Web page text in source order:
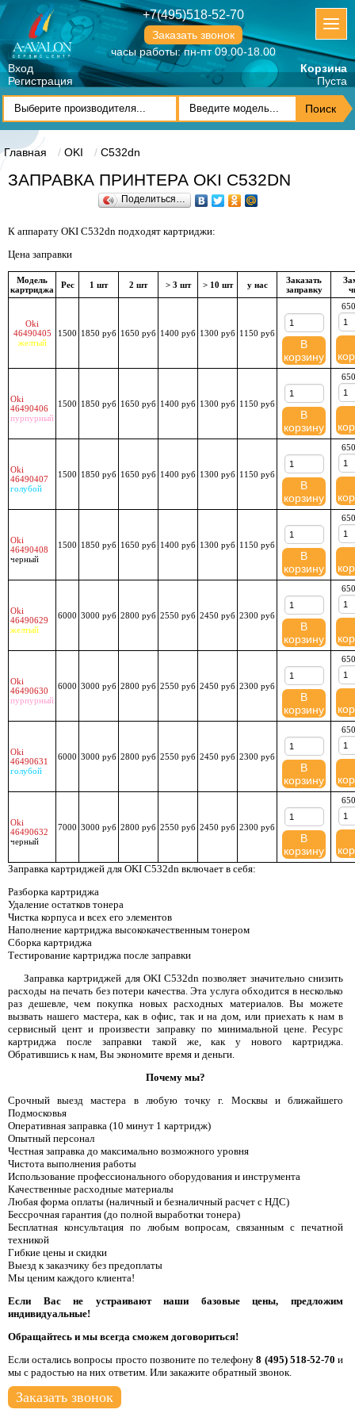
+7(495)518-52-70
Заказать звонок
часы работы: пн-пт 09.00-18.00
Вход
Регистрация
Корзина
Пуста
Главная OKI C532dn
ЗАПРАВКА ПРИНТЕРА OKI C532DN
Поделиться…
К аппарату OKI C532dn подходят картриджи:
Цена заправки
Модель
картриджа
Рес 1 шт 2 шт > 3 шт > 10 шт у нас
Заказать
заправку
Oki
46490405
желтый
1500 1850 руб 1650 руб 1400 руб 1300 руб 1150 руб
В
корзину
Oki
46490406
пурпурный
1500 1850 руб 1650 руб 1400 руб 1300 руб 1150 руб
В
корзину
Oki
46490407
голубой
1500 1850 руб 1650 руб 1400 руб 1300 руб 1150 руб
В
корзину
Oki
46490408
черный
1500 1850 руб 1650 руб 1400 руб 1300 руб 1150 руб
В
корзину
Oki
46490629
желтый
6000 3000 руб 2800 руб 2550 руб 2450 руб 2300 руб
В
корзину
Oki
46490630
пурпурный
6000 3000 руб 2800 руб 2550 руб 2450 руб 2300 руб
В
корзину
Oki
46490631
голубой
6000 3000 руб 2800 руб 2550 руб 2450 руб 2300 руб
В
корзину
Oki
46490632
черный
7000 3000 руб 2800 руб 2550 руб 2450 руб 2300 руб
В
корзину
Заправка картриджей для OKI C532dn включает в себя:
Разборка картриджа
Удаление остатков тонера
Чистка корпуса и всех его элементов
Наполнение картриджа высококачественным тонером
Сборка картриджа
Тестирование картриджа после заправки
Заправка картриджей для OKI C532dn позволяет значительно снизить
расходы на печать без потери качества. Эта услуга обходится в несколько
раз дешевле, чем покупка новых расходных материалов. Вы можете
вызвать нашего мастера, как в офис, так и на дом, или приехать к нам в
сервисный цент и произвести заправку по минимальной цене. Ресурс
картриджа после заправки такой же, как у нового картриджа.
Обратившись к нам, Вы экономите время и деньги.
Почему мы?
Срочный выезд мастера в любую точку г. Москвы и ближайшего
Подмосковья
Оперативная заправка (10 минут 1 картридж)
Опытный персонал
Честная заправка до максимально возможного уровня
Чистота выполнения работы
Использование профессионального оборудования и инструмента
Качественные расходные материалы
Любая форма оплаты (наличный и безналичный расчет с НДС)
Бессрочная гарантия (до полной выработки тонера)
Бесплатная консультация по любым вопросам, связанным с печатной
техникой
Гибкие цены и скидки
Выезд к заказчику без предоплаты
Мы ценим каждого клиента!
Если Вас не устраивают наши базовые цены, предложим
индивидуальные!
Обращайтесь и мы всегда сможем договориться!
Если остались вопросы просто позвоните по телефону8 (495) 518-52-70 и
мы с радостью на них ответим. Или закажите обратный звонок.
Заказать звонок